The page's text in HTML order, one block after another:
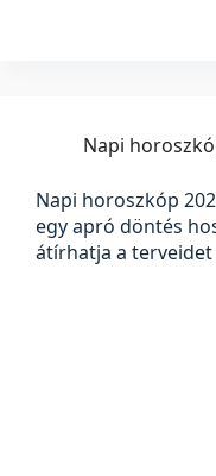
Napi
Napi horoszkóp
egy apró döntés
átírhatja a terveidet